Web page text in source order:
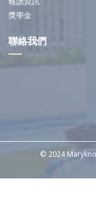
獎學金
聯絡我們
© 2024